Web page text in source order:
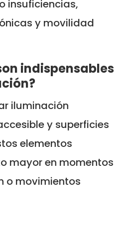
insuficiencias,
y movilidad
indispensables
iluminación
y superficies
elementos
mayor en momentos
o movimientos